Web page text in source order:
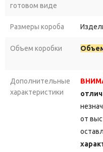
готовом виде
Размеры короба
Объем коробки
Дополнительные
характеристики
от